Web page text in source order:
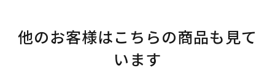
他のお客様はこちらの商品も見て
います